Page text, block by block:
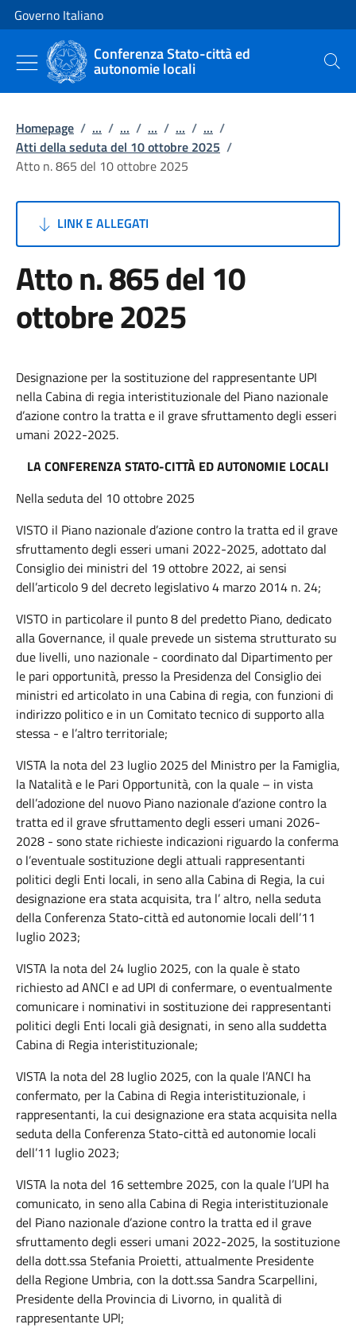
Vai al contenuto
Vai alla navigazione del sito
Governo Italiano
Conferenza Stato-città ed
autonomie locali Cerca
Homepage / ... / ... / ... / ... / ... /
Atti della seduta del 10 ottobre 2025 /
Atto n. 865 del 10 ottobre 2025
LINK E ALLEGATI
Atto n. 865 del 10
ottobre 2025
Designazione per la sostituzione del rappresentante UPI
nella Cabina di regia interistituzionale del Piano nazionale
d’azione contro la tratta e il grave sfruttamento degli esseri
umani 2022-2025.
LA CONFERENZA STATO-CITTÀ ED AUTONOMIE LOCALI
Nella seduta del 10 ottobre 2025
VISTO il Piano nazionale d’azione contro la tratta ed il grave
sfruttamento degli esseri umani 2022-2025, adottato dal
Consiglio dei ministri del 19 ottobre 2022, ai sensi
dell’articolo 9 del decreto legislativo 4 marzo 2014 n. 24;
VISTO in particolare il punto 8 del predetto Piano, dedicato
alla Governance, il quale prevede un sistema strutturato su
due livelli, uno nazionale - coordinato dal Dipartimento per
le pari opportunità, presso la Presidenza del Consiglio dei
ministri ed articolato in una Cabina di regia, con funzioni di
indirizzo politico e in un Comitato tecnico di supporto alla
stessa - e l’altro territoriale;
VISTA la nota del 23 luglio 2025 del Ministro per la Famiglia,
la Natalità e le Pari Opportunità, con la quale – in vista
dell’adozione del nuovo Piano nazionale d’azione contro la
tratta ed il grave sfruttamento degli esseri umani 2026-
2028 - sono state richieste indicazioni riguardo la conferma
o l’eventuale sostituzione degli attuali rappresentanti
politici degli Enti locali, in seno alla Cabina di Regia, la cui
designazione era stata acquisita, tra l’ altro, nella seduta
della Conferenza Stato-città ed autonomie locali dell’11
luglio 2023;
VISTA la nota del 24 luglio 2025, con la quale è stato
richiesto ad ANCI e ad UPI di confermare, o eventualmente
comunicare i nominativi in sostituzione dei rappresentanti
politici degli Enti locali già designati, in seno alla suddetta
Cabina di Regia interistituzionale;
VISTA la nota del 28 luglio 2025, con la quale l’ANCI ha
confermato, per la Cabina di Regia interistituzionale, i
rappresentanti, la cui designazione era stata acquisita nella
seduta della Conferenza Stato-città ed autonomie locali
dell’11 luglio 2023;
VISTA la nota del 16 settembre 2025, con la quale l’UPI ha
comunicato, in seno alla Cabina di Regia interistituzionale
del Piano nazionale d’azione contro la tratta ed il grave
sfruttamento degli esseri umani 2022-2025, la sostituzione
della dott.ssa Stefania Proietti, attualmente Presidente
della Regione Umbria, con la dott.ssa Sandra Scarpellini,
Presidente della Provincia di Livorno, in qualità di
rappresentante UPI;